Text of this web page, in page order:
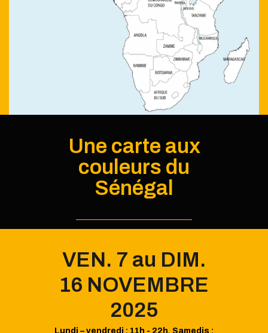
Une carte aux
couleurs du
Sénégal
VEN. 7 au DIM.
16 NOVEMBRE
2025
Lundi – vendredi : 11h - 22h. Samedis :